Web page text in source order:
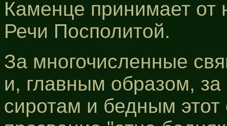
Каменце принимает от
Речи Посполитой.
За многочисленные
и, главным образом,
сиротам и бедным этот